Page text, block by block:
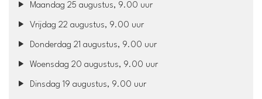
Maandag 25 augustus, 9.00 uur
Vrijdag 22 augustus, 9.00 uur
Donderdag 21 augustus, 9.00 uur
Woensdag 20 augustus, 9.00 uur
Dinsdag 19 augustus, 9.00 uur